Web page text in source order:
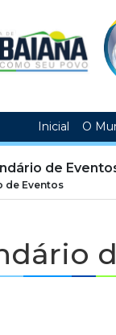
Inicial O
de
de Eventos